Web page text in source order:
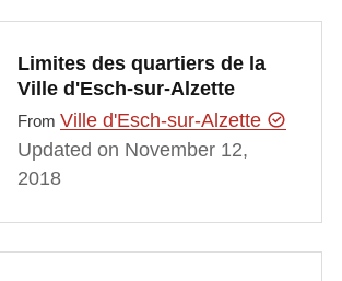
Limites des quartiers de la
Ville d'Esch-sur-Alzette
From Ville d'Esch-sur-Alzette
Updated on November 12,
2018